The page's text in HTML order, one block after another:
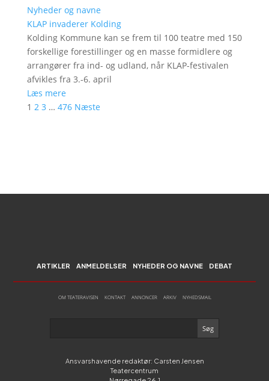
Nyheder og navne
KLAP invaderer Kolding
Kolding Kommune kan se frem til 100 teatre med 150
forskellige forestillinger og en masse formidlere og
arrangører fra ind- og udland, når KLAP-festivalen
afvikles fra 3.-6. april
Læs mere
1 2 3 … 476 Næste
ARTIKLER ANMELDELSER NYHEDER OG NAVNE DEBAT
OM TEATERAVISEN KONTAKT ANNONCER ARKIV NYHEDSMAIL
Ansvarshavende redaktør: Carsten Jensen
Teatercentrum